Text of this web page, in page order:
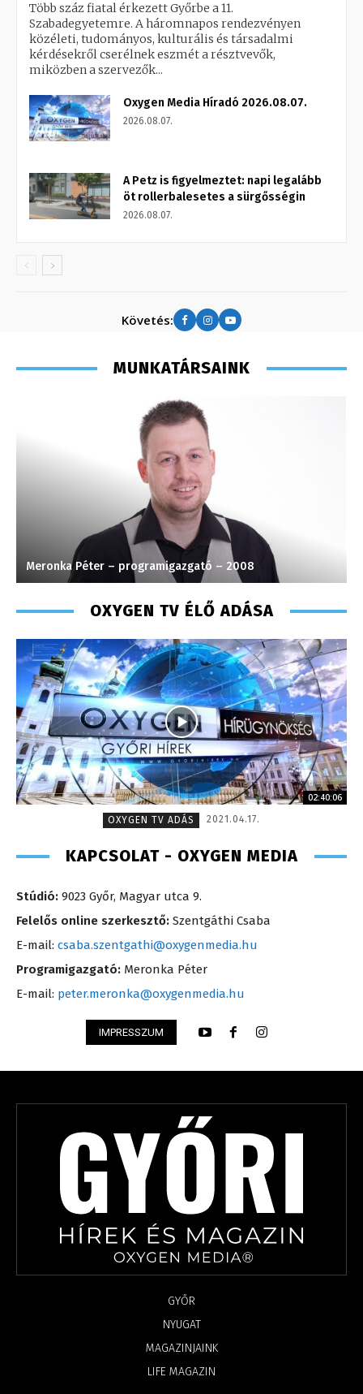
Több száz fiatal érkezett Győrbe a 11.
Szabadegyetemre. A háromnapos rendezvényen
közéleti, tudományos, kulturális és társadalmi
kérdésekről cserélnek eszmét a résztvevők,
miközben a szervezők...
Oxygen Media Híradó 2026.08.07.
2026.08.07.
A Petz is figyelmeztet: napi legalább
öt rollerbalesetes a sürgősségin
2026.08.07.
Követés:
MUNKATÁRSAINK
Meronka Péter – programigazgató – 2008
OXYGEN TV ÉLŐ ADÁSA
02:40:06
OXYGEN TV ADÁS
2021.04.17.
KAPCSOLAT - OXYGEN MEDIA
Stúdió: 9023 Győr, Magyar utca 9.
Felelős online szerkesztő: Szentgáthi Csaba
E-mail: csaba.szentgathi@oxygenmedia.hu
Programigazgató: Meronka Péter
E-mail: peter.meronka@oxygenmedia.hu
IMPRESSZUM
GYŐR
NYUGAT
MAGAZINJAINK
LIFE MAGAZIN